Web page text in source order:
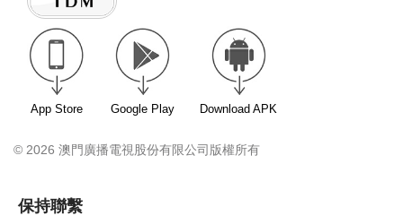
App Store Google Play Download APK
© 2026 澳門廣播電視股份有限公司版權所有
保持聯繫